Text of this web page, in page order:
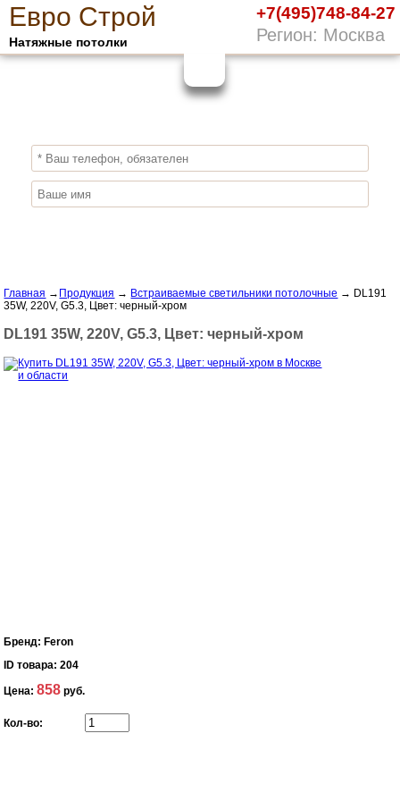
Евро Строй
Натяжные потолки
+7(495)748-84-27
Регион: Москва
ПОЛУЧИ СКИДКУ10%
Главная → Продукция → Встраиваемые светильники потолочные → DL191
35W, 220V, G5.3, Цвет: черный-хром
DL191 35W, 220V, G5.3, Цвет: черный-хром
Бренд: Feron
ID товара: 204
Цена:858 руб.
Кол-во: